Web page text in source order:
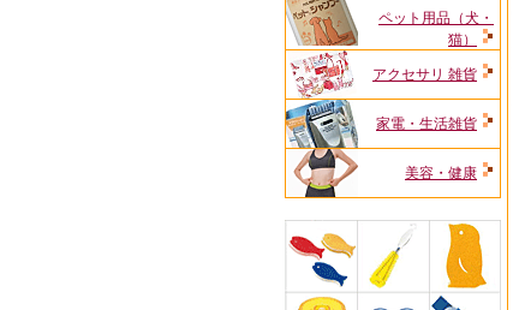
ペット用品（犬・
猫）
アクセサリ 雑貨
家電・生活雑貨
美容・健康